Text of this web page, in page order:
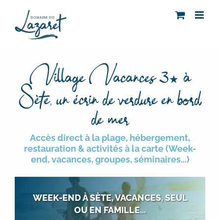
contenu
Village Vacances 3★ à
Sète, un écrin de verdure en bord
de mer
Accès direct à la plage, hébergement,
restauration & activités à la carte (Week-
end, vacances, groupes, séminaires...)
WEEK-END À SÈTE, VACANCES, SEUL
OU EN FAMILLE...